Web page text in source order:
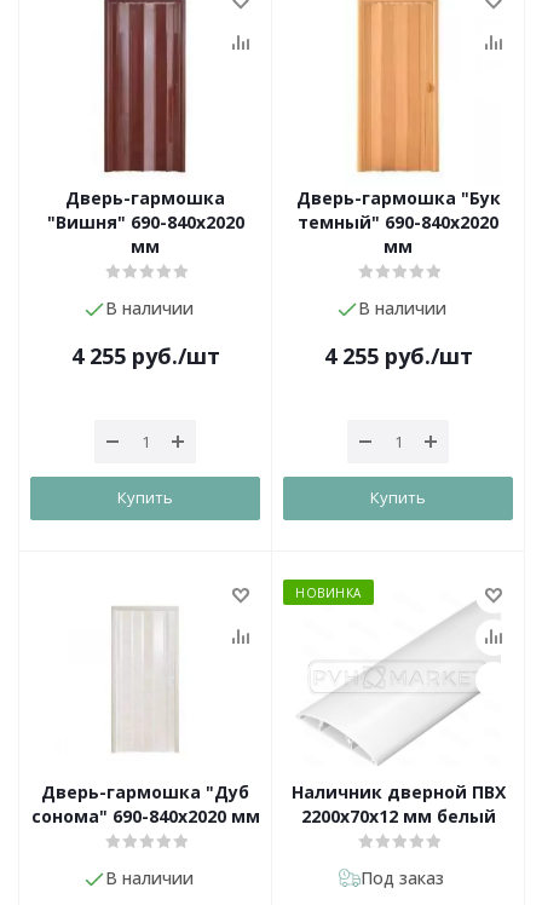
Дверь-гармошка
"Вишня" 690-840х2020
мм
В наличии
4 255руб./шт
Купить
Дверь-гармошка "Бук
темный" 690-840х2020
мм
В наличии
4 255руб./шт
Купить
Дверь-гармошка "Дуб
сонома" 690-840х2020 мм
В наличии
НОВИНКА
Наличник дверной ПВХ
2200х70х12 мм белый
Под заказ